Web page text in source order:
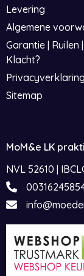
Levering
Algemene
Garantie | Ruilen
Klacht?
Privacyverklaring
Sitemap
MoM&e LK
NVL 52610 |